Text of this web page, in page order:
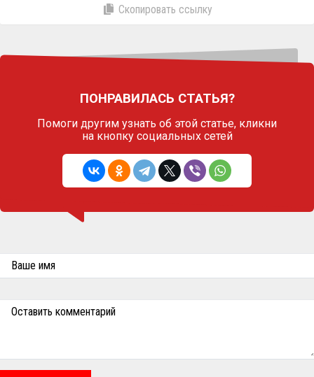
Скопировать ссылку
ПОНРАВИЛАСЬ СТАТЬЯ?
Помоги другим узнать об этой статье, кликни
на кнопку социальных сетей
Ваше имя
Оставить комментарий